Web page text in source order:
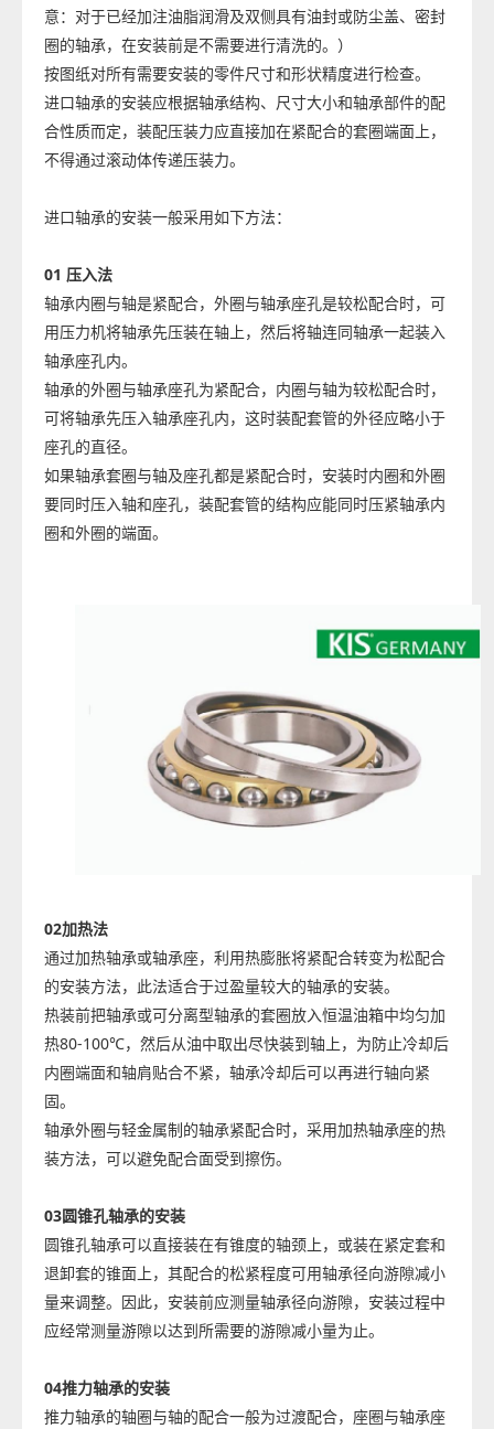
意：对于已经加注油脂润滑及双侧具有油封或防尘盖、密封
圈的轴承，在安装前是不需要进行清洗的。）
按图纸对所有需要安装的零件尺寸和形状精度进行检查。
进口轴承的安装应根据轴承结构、尺寸大小和轴承部件的配
合性质而定，装配压装力应直接加在紧配合的套圈端面上，
不得通过滚动体传递压装力。
进口轴承的安装一般采用如下方法：
01 压入法
轴承内圈与轴是紧配合，外圈与轴承座孔是较松配合时，可
用压力机将轴承先压装在轴上，然后将轴连同轴承一起装入
轴承座孔内。
轴承的外圈与轴承座孔为紧配合，内圈与轴为较松配合时，
可将轴承先压入轴承座孔内，这时装配套管的外径应略小于
座孔的直径。
如果轴承套圈与轴及座孔都是紧配合时，安装时内圈和外圈
要同时压入轴和座孔，装配套管的结构应能同时压紧轴承内
圈和外圈的端面。
02加热法
通过加热轴承或轴承座，利用热膨胀将紧配合转变为松配合
的安装方法，此法适合于过盈量较大的轴承的安装。
热装前把轴承或可分离型轴承的套圈放入恒温油箱中均匀加
热80-100℃，然后从油中取出尽快装到轴上，为防止冷却后
内圈端面和轴肩贴合不紧，轴承冷却后可以再进行轴向紧
固。
轴承外圈与轻金属制的轴承紧配合时，采用加热轴承座的热
装方法，可以避免配合面受到擦伤。
03圆锥孔轴承的安装
圆锥孔轴承可以直接装在有锥度的轴颈上，或装在紧定套和
退卸套的锥面上，其配合的松紧程度可用轴承径向游隙减小
量来调整。因此，安装前应测量轴承径向游隙，安装过程中
应经常测量游隙以达到所需要的游隙减小量为止。
04推力轴承的安装
推力轴承的轴圈与轴的配合一般为过渡配合，座圈与轴承座